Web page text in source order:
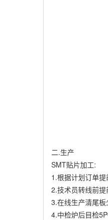
二.生产
SMT贴片加工:
1.根据计划订单提
2.技术员转线前提
3.在线生产清尾板
4.中检炉后目检